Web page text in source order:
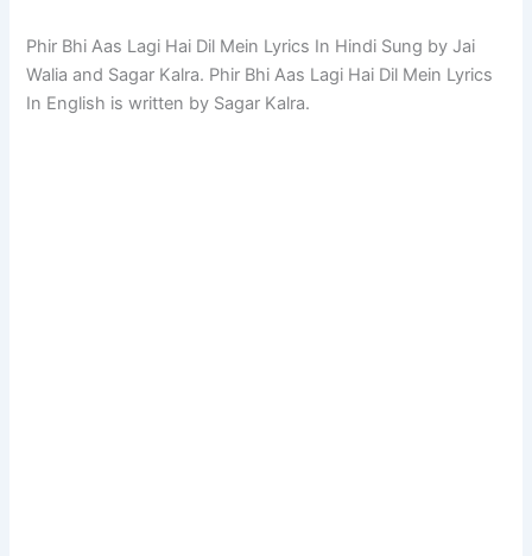
Phir Bhi Aas Lagi Hai Dil Mein Lyrics In Hindi Sung by Jai
Walia and Sagar Kalra. Phir Bhi Aas Lagi Hai Dil Mein Lyrics
In English is written by Sagar Kalra.